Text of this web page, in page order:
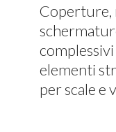
Coperture,
elementi
per scale e